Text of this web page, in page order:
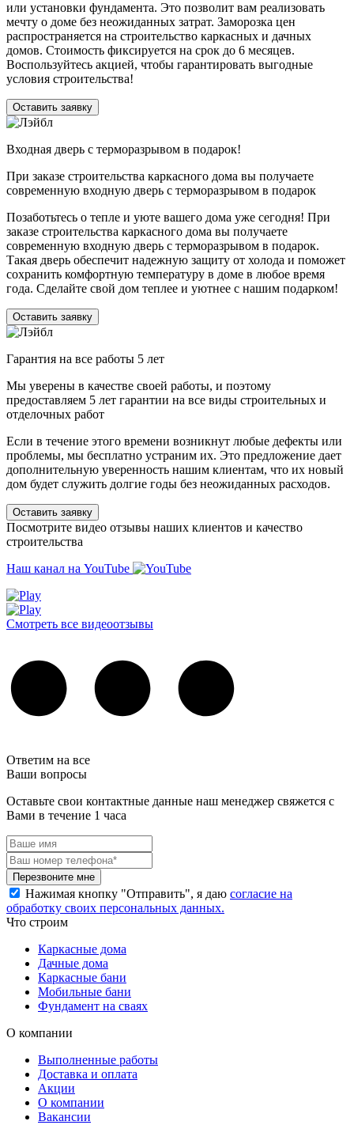
или установки фундамента. Это позволит вам реализовать
мечту о доме без неожиданных затрат. Заморозка цен
распространяется на строительство каркасных и дачных
домов. Стоимость фиксируется на срок до 6 месяцев.
Воспользуйтесь акцией, чтобы гарантировать выгодные
условия строительства!
Оставить заявку
Входная дверь с терморазрывом в подарок!
При заказе строительства каркасного дома вы получаете
современную входную дверь с терморазрывом в подарок
Позаботьтесь о тепле и уюте вашего дома уже сегодня! При
заказе строительства каркасного дома вы получаете
современную входную дверь с терморазрывом в подарок.
Такая дверь обеспечит надежную защиту от холода и поможет
сохранить комфортную температуру в доме в любое время
года. Сделайте свой дом теплее и уютнее с нашим подарком!
Оставить заявку
Гарантия на все работы 5 лет
Мы уверены в качестве своей работы, и поэтому
предоставляем 5 лет гарантии на все виды строительных и
отделочных работ
Если в течение этого времени возникнут любые дефекты или
проблемы, мы бесплатно устраним их. Это предложение дает
дополнительную уверенность нашим клиентам, что их новый
дом будет служить долгие годы без неожиданных расходов.
Оставить заявку
Посмотрите видео отзывы наших клиентов и качество
строительства
Наш канал на YouTube
Смотреть все видеоотзывы
Ответим на все
Ваши вопросы
Оставьте свои контактные данные наш менеджер свяжется с
Вами в течение 1 часа
Перезвоните мне
Нажимая кнопку "Отправить", я даю согласие на
обработку своих персональных данных.
Что строим
Каркасные дома
Дачные дома
Каркасные бани
Мобильные бани
Фундамент на сваях
О компании
Выполненные работы
Доставка и оплата
Акции
О компании
Вакансии